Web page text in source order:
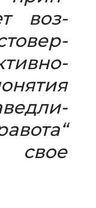
воз­
свое